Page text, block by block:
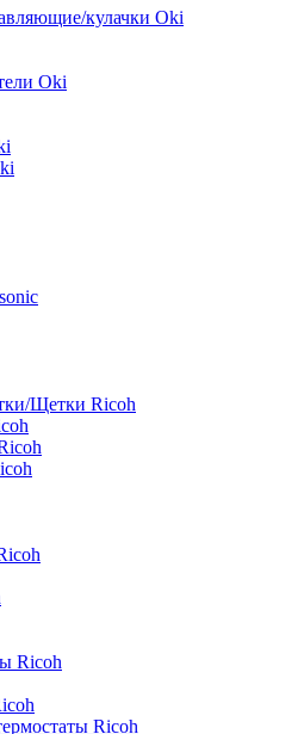
кулачки Oki
Oki
Щетки Ricoh
Ricoh
Ricoh